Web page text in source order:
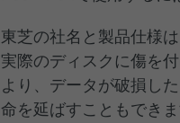
東芝の社名と製品仕様
実際のディスクに傷を
より、データが破損し
命を延ばすこともでき